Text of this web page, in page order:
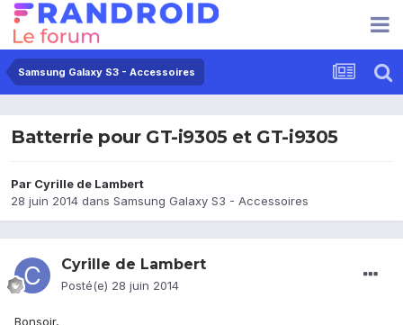
Samsung Galaxy S3 - Accessoires
Batterrie pour GT-i9305 et GT-i9305
Par Cyrille de Lambert
28 juin 2014 dans Samsung Galaxy S3 - Accessoires
Cyrille de Lambert
Posté(e) 28 juin 2014
Bonsoir,